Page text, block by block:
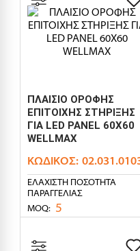
ΠΛΑΙΣΙΟ ΟΡΟΦΗΣ
ΕΠΙΤΟΙΧΗΣ ΣΤΗΡΙΞΗΣ
ΓΙΑ LED PANEL 60X60
WELLMAX
ΚΩΔΙΚΌΣ:
ΕΛΆΧΙΣΤΗ ΠΟΣΌΤΗΤΑ
ΠΑΡΑΓΓΕΛΊΑΣ
MOQ: 5